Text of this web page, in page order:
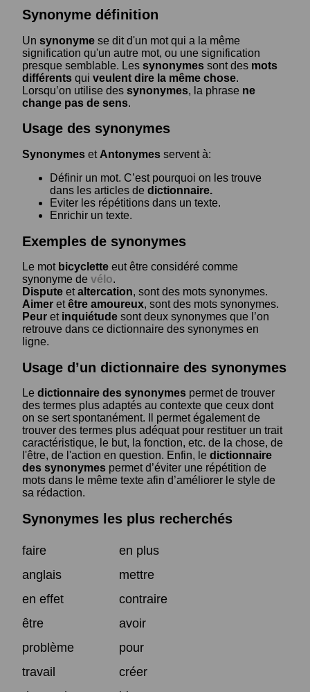
Synonyme définition
Un synonyme se dit d'un mot qui a la même
signification qu'un autre mot, ou une signification
presque semblable. Les synonymes sont des mots
différents qui veulent dire la même chose.
Lorsqu’on utilise des synonymes, la phrase ne
change pas de sens.
Usage des synonymes
Synonymes et Antonymes servent à:
Définir un mot. C’est pourquoi on les trouve
dans les articles de dictionnaire.
Eviter les répétitions dans un texte.
Enrichir un texte.
Exemples de synonymes
Le mot bicyclette eut être considéré comme
synonyme de vélo.
Dispute etaltercation, sont des mots synonymes.
Aimer etêtre amoureux, sont des mots synonymes.
Peur et inquiétude sont deux synonymes que l’on
retrouve dans ce dictionnaire des synonymes en
ligne.
Usage d’un dictionnaire des synonymes
Le dictionnaire des synonymes permet de trouver
des termes plus adaptés au contexte que ceux dont
on se sert spontanément. Il permet également de
trouver des termes plus adéquat pour restituer un trait
caractéristique, le but, la fonction, etc. de la chose, de
l'être, de l'action en question. Enfin, le dictionnaire
des synonymes permet d’éviter une répétition de
mots dans le même texte afin d’améliorer le style de
sa rédaction.
Synonymes les plus recherchés
faire
en plus
anglais
mettre
en effet
contraire
être
avoir
problème
pour
travail
créer